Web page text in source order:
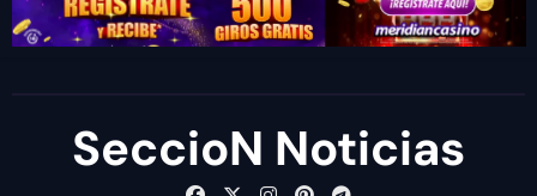
SeccioN Noticias